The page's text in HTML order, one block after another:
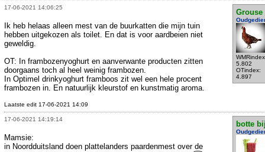
17-06-2021 14:06:25
Grouse
5.802
OTindex:
4.897
Ik heb helaas alleen mest van de buurkatten die mijn tuin
hebben uitgekozen als toilet. En dat is voor aardbeien niet
geweldig.
OT: In frambozenyoghurt en aanverwante producten zitten
doorgaans toch al heel weinig frambozen.
In Optimel drinkyoghurt framboos zit wel een hele procent
frambozen in. En natuurlijk kleurstof en kunstmatig aroma.
Laatste edit 17-06-2021 14:09
17-06-2021 14:19:14
botte
Mamsie:
in Noordduitsland doen plattelanders paardenmest over de